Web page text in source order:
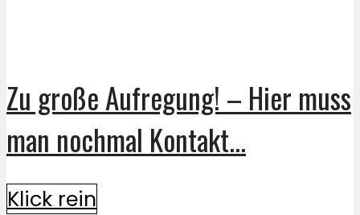
Zu große Aufregung! – Hier muss
man nochmal Kontakt...
Klick rein